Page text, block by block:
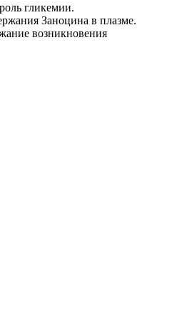
гликемии.
Заноцина в плазме.
возникновения